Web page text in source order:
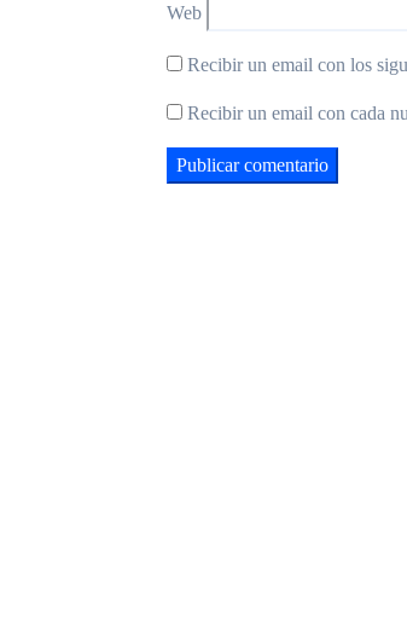
Web
Recibir un email con los
Recibir un email con cada